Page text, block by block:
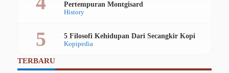
History
Pertempuran Montgisard
Kopipedia
5 Filosofi Kehidupan Dari Secangkir Kopi
TERBARU